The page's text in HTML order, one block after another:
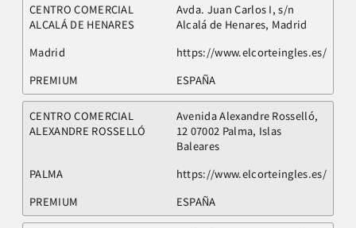
CENTRO COMERCIAL
ALCALÁ DE HENARES
Avda. Juan Carlos I, s/n
Alcalá de Henares, Madrid
Madrid
https://www.elcorteingles.es/
PREMIUM
ESPAÑA
CENTRO COMERCIAL
ALEXANDRE ROSSELLÓ
Avenida Alexandre Rosselló,
12 07002 Palma, Islas
Baleares
PALMA
https://www.elcorteingles.es/
PREMIUM
ESPAÑA